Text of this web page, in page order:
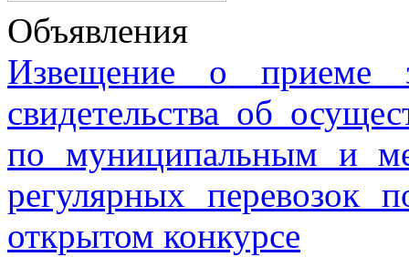
Объявления
Извещение о приеме
свидетельства об
по муниципальным и
регулярных перевозок
открытом конкурсе